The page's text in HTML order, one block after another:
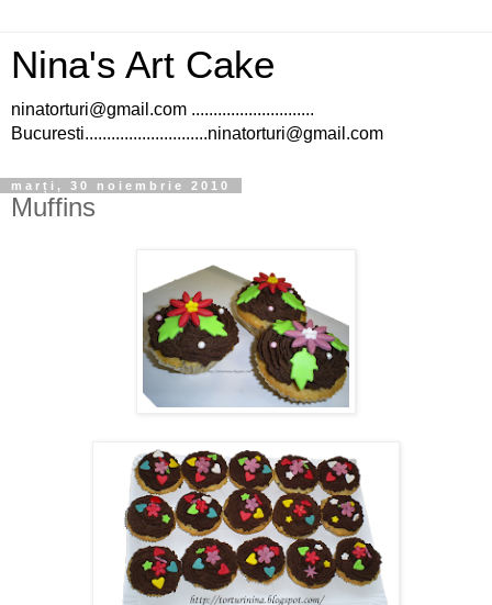
Nina's Art Cake
ninatorturi@gmail.com ............................
Bucuresti............................ninatorturi@gmail.com
marți, 30 noiembrie 2010
Muffins